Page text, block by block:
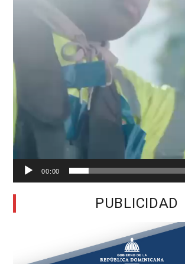
00:00
PUBLICIDAD